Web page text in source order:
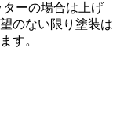
ーの場合は上げ
のない限り塗装は
す。